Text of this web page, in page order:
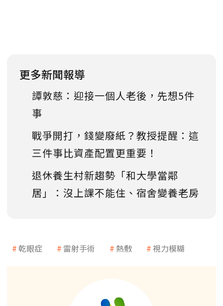
更多新聞報導
譚敦慈：迎接一個人老後，先想5件
事
戰爭開打，錢變廢紙？教授提醒：這
三件事比資產配置更重要！
退休養生村新趨勢「和大學當鄰
居」：沒上課不能住、宿舍變養老房
乾眼症 雷射手術 熱敷 視力模糊